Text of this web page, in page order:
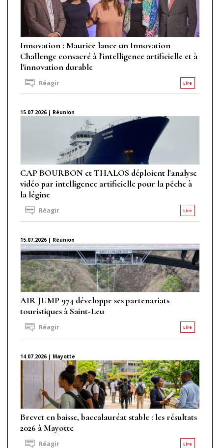
Innovation : Maurice lance un Innovation
Challenge consacré à l'intelligence artificielle et à
l'innovation durable
Lire
Réagir
15.07.2026 | Réunion
CAP BOURBON et THALOS déploient l'analyse
vidéo par intelligence artificielle pour la pêche à
la légine
Lire
Réagir
15.07.2026 | Réunion
AIR JUMP 974 développe ses partenariats
touristiques à Saint-Leu
Lire
Réagir
14.07.2026 | Mayotte
Brevet en baisse, baccalauréat stable : les résultats
2026 à Mayotte
Lire
Réagir